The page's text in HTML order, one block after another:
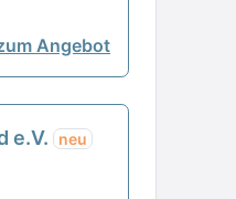
Angebot
e.V. neu